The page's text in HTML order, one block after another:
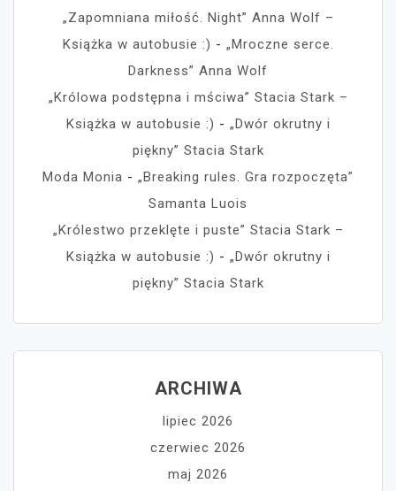
„Zapomniana miłość. Night” Anna Wolf –
Książka w autobusie :) - „Mroczne serce.
Darkness” Anna Wolf
„Królowa podstępna i mściwa” Stacia Stark –
Książka w autobusie :) - „Dwór okrutny i
piękny” Stacia Stark
Moda Monia - „Breaking rules. Gra rozpoczęta”
Samanta Luois
„Królestwo przeklęte i puste” Stacia Stark –
Książka w autobusie :) - „Dwór okrutny i
piękny” Stacia Stark
ARCHIWA
lipiec 2026
czerwiec 2026
maj 2026